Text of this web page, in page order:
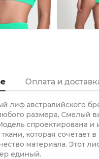
Оплата и
лиф австралийского
размера. Смелый
спроектирована и
которая сочетает
материала. Этот
единый.